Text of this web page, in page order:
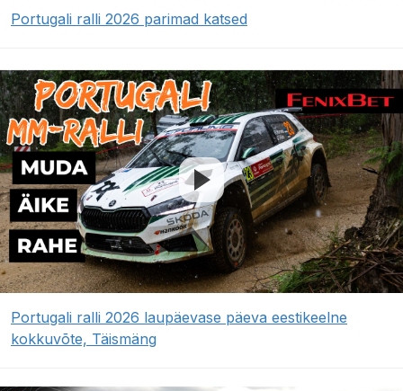
Portugali ralli 2026 parimad katsed
Portugali ralli 2026 laupäevase päeva eestikeelne
kokkuvõte, Täismäng